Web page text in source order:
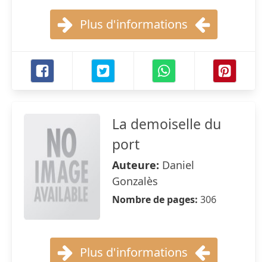
Plus d'informations
La demoiselle du
port
Auteure: Daniel
Gonzalès
Nombre de pages: 306
Plus d'informations